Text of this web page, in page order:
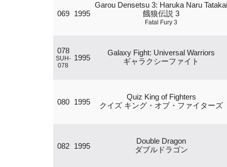
069 1995
Garou Densetsu 3: Haruka Naru Tatakai
餓狼伝説 3
Fatal Fury 3
078
SUH-
078
1995
Galaxy Fight: Universal Warriors
ギャラクシーファイト
080 1995
Quiz King of Fighters
クイズ キング・オブ・ファイターズ
082 1995
Double Dragon
ダブルドラゴン